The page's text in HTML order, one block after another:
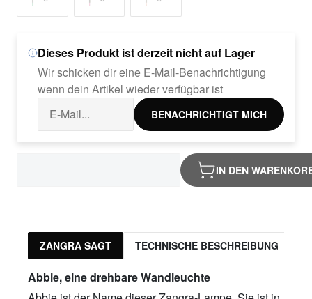
Dieses Produkt ist derzeit nicht auf Lager
Wir schicken dir eine E-Mail-Benachrichtigung
wenn dein Artikel wieder verfügbar ist
BENACHRICHTIGT MICH
IN DEN
ZANGRA SAGT TECHNISCHE BESCHREIBUNG
Abbie, eine drehbare Wandleuchte